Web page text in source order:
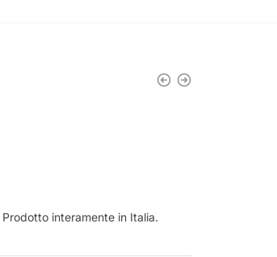
interamente in Italia.